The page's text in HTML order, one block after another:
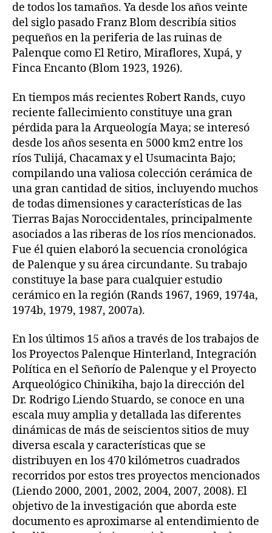
de todos los tamaños. Ya desde los años veinte
del siglo pasado Franz Blom describía sitios
pequeños en la periferia de las ruinas de
Palenque como El Retiro, Miraflores, Xupá, y
Finca Encanto (Blom 1923, 1926).
En tiempos más recientes Robert Rands, cuyo
reciente fallecimiento constituye una gran
pérdida para la Arqueología Maya; se interesó
desde los años sesenta en 5000 km2 entre los
ríos Tulijá, Chacamax y el Usumacinta Bajo;
compilando una valiosa colección cerámica de
una gran cantidad de sitios, incluyendo muchos
de todas dimensiones y características de las
Tierras Bajas Noroccidentales, principalmente
asociados a las riberas de los ríos mencionados.
Fue él quien elaboró la secuencia cronológica
de Palenque y su área circundante. Su trabajo
constituye la base para cualquier estudio
cerámico en la región (Rands 1967, 1969, 1974a,
1974b, 1979, 1987, 2007a).
En los últimos 15 años a través de los trabajos de
los Proyectos Palenque Hinterland, Integración
Política en el Señorío de Palenque y el Proyecto
Arqueológico Chinikiha, bajo la dirección del
Dr. Rodrigo Liendo Stuardo, se conoce en una
escala muy amplia y detallada las diferentes
dinámicas de más de seiscientos sitios de muy
diversa escala y características que se
distribuyen en los 470 kilómetros cuadrados
recorridos por estos tres proyectos mencionados
(Liendo 2000, 2001, 2002, 2004, 2007, 2008). El
objetivo de la investigación que aborda este
documento es aproximarse al entendimiento de